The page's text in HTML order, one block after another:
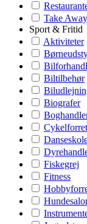
Take Away
Sport & Fritid
Aktiviteter
Biltilbehør
Biografer
Fiskegrej
Fitness